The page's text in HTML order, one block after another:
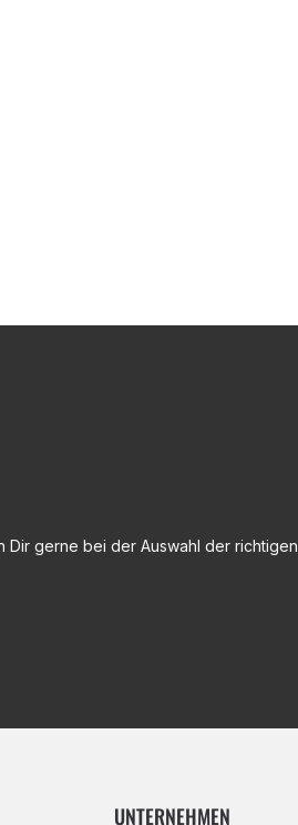
gerne bei der Auswahl der richtigen
UNTERNEHMEN